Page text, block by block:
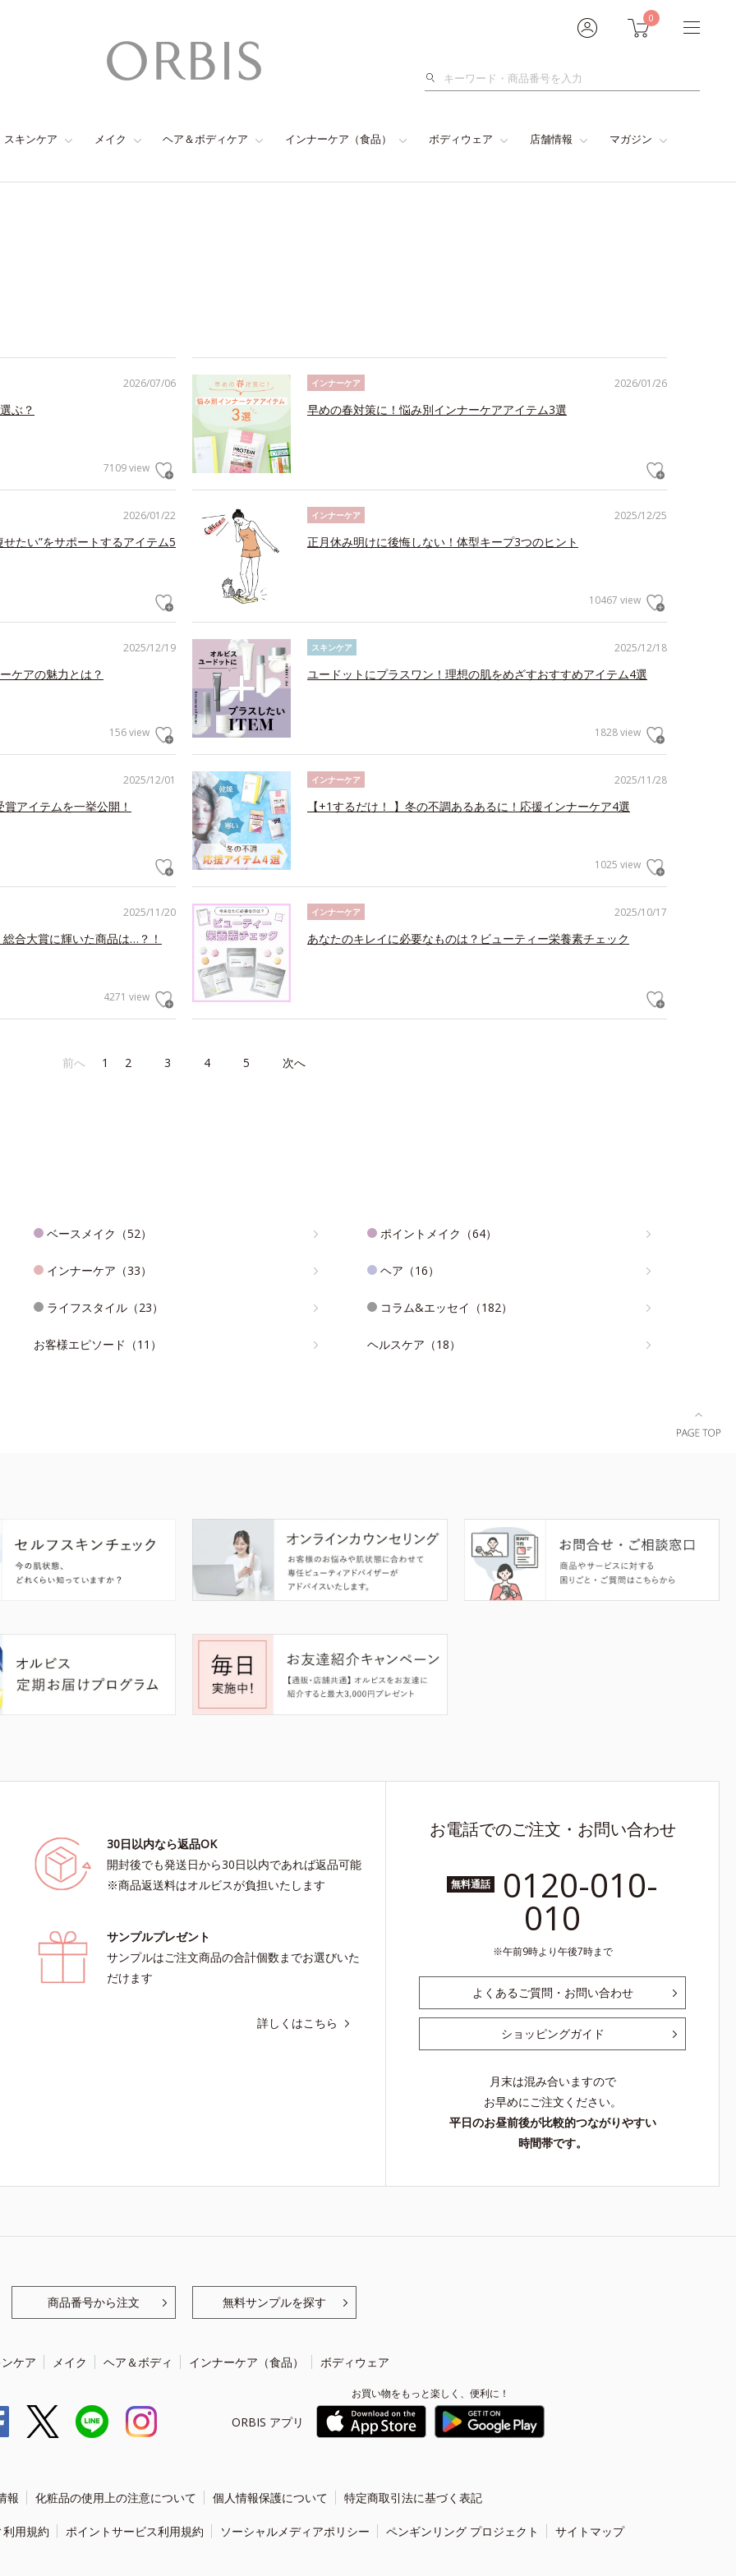
0
検
スキンケア メイク ヘア＆ボディケア インナーケア（食品） ボディウェア 店舗情報 マガジン
2026/07/06
ぶ？
7109 view
2026/01/26
インナーケア
早めの春対策に！悩み別インナーケアアイテム3選
2026/01/22
たい”をサポートするアイテム5
2025/12/25
インナーケア
正月休み明けに後悔しない！体型キープ3つのヒント
10467 view
2025/12/19
ケアの魅力とは？
156 view
2025/12/18
スキンケア
ユードットにプラスワン！理想の肌をめざすおすすめアイテム4選
1828 view
2025/12/01
アイテムを一挙公開！
2025/11/28
インナーケア
【+1するだけ！ 】冬の不調あるあるに！応援インナーケア4選
1025 view
2025/11/20
合大賞に輝いた商品は…？！
4271 view
2025/10/17
インナーケア
あなたのキレイに必要なものは？ビューティー栄養素チェック
前へ 1 2 3 4 5 次へ
ベースメイク（52） ポイントメイク（64）
インナーケア（33） ヘア（16）
ライフスタイル（23） コラム&エッセイ（182）
お客様エピソード（11） ヘルスケア（18）
30日以内なら返品OK
開封後でも発送日から30日以内であれば返品可能
※商品返送料はオルビスが負担いたします
サンプルプレゼント
サンプルはご注文商品の合計個数までお選びいた
だけます
詳しくはこちら
お電話でのご注文・お問い合わせ
無料通話 0120-010-
010
午前9時より午後7時まで
よくあるご質問・お問い合わせ
ショッピングガイド
月末は混み合いますので
お早めにご注文ください。
平日のお昼前後が比較的つながりやすい
時間帯です。
商品番号から注文 無料サンプルを探す
ケア メイク ヘア＆ボディ インナーケア（食品） ボディウェア
ORBIS アプリ
お買い物をもっと楽しく、便利に！
報 化粧品の使用上の注意について 個人情報保護について 特定商取引法に基づく表記
用規約 ポイントサービス利用規約 ソーシャルメディアポリシー ペンギンリング プロジェクト サイトマップ